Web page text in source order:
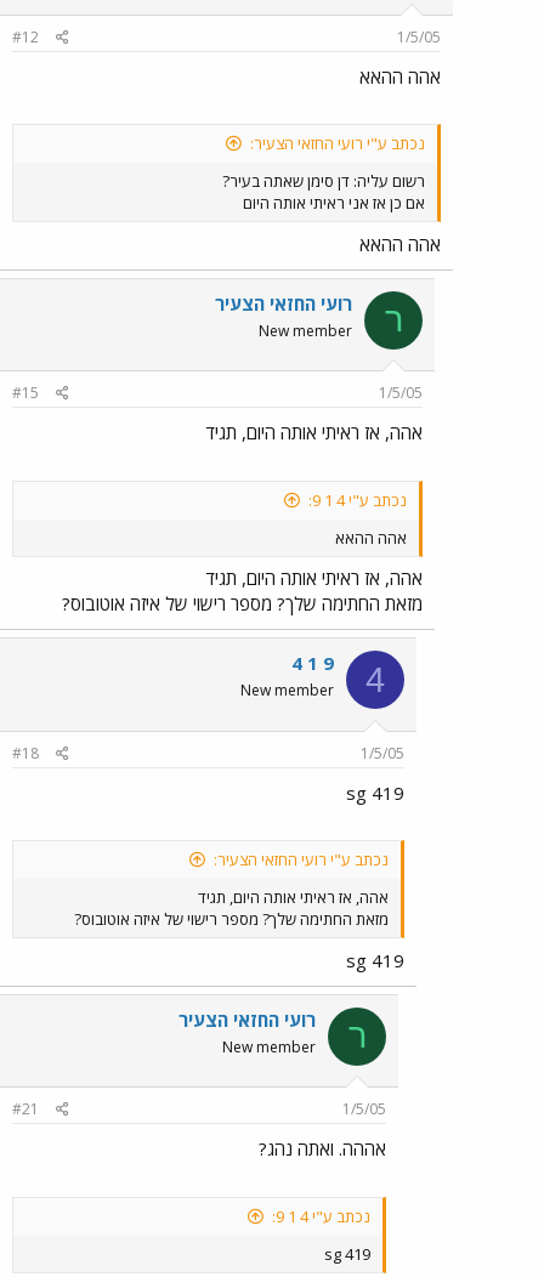
1/5/05
#12
אהה ההאא
נכתב ע"י רועי החזאי הצעיר:
רשום עליה: דן סימן שאתה בעיר?
אם כן אז אני ראיתי אותה היום
אהה ההאא
ר רועי החזאי הצעיר
New member
1/5/05
#15
אהה, אז ראיתי אותה היום, תגיד
נכתב ע"י 4 1 9:
אהה ההאא
אהה, אז ראיתי אותה היום, תגיד
מזאת החתימה שלך? מספר רישוי של איזה אוטובוס?
4
4 1 9
New member
1/5/05
#18
sg 419
נכתב ע"י רועי החזאי הצעיר:
אהה, אז ראיתי אותה היום, תגיד
מזאת החתימה שלך? מספר רישוי של איזה אוטובוס?
sg 419
ר רועי החזאי הצעיר
New member
1/5/05
#21
אההה. ואתה נהג?
נכתב ע"י 4 1 9:
sg 419